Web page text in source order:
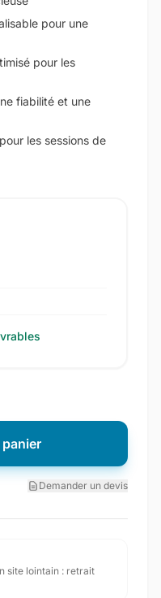
pour une
pour les
fiabilité et une
les sessions de
Demander un devis
site lointain : retrait